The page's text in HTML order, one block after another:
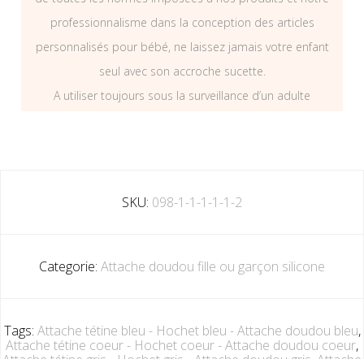
professionnalisme dans la conception des articles
personnalisés pour bébé, ne laissez jamais votre enfant
seul avec son accroche sucette.
A utiliser toujours sous la surveillance d’un adulte
SKU: 098-1-1-1-1-1-2
Categorie: Attache doudou fille ou garçon silicone
Tags: Attache tétine bleu - Hochet bleu - Attache doudou bleu,
Attache tétine coeur - Hochet coeur - Attache doudou coeur,